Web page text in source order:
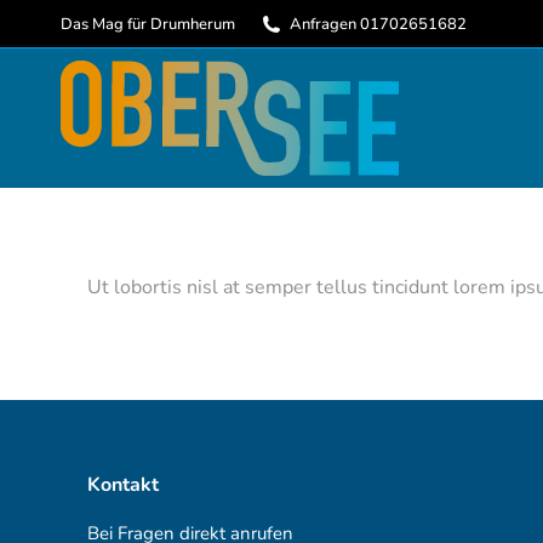
Das Mag für Drumherum Anfragen 01702651682
Ut lobortis nisl at semper tellus tincidunt lorem
Kontakt
Bei Fragen direkt anrufen